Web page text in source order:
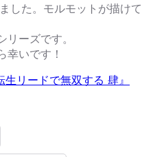
した。モルモットが描けて
ーズです。
幸いです！
リードで無双する 肆』